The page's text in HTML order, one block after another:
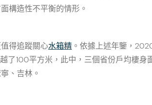
構造性不平衡的情形。
得追蹤關心水箱精 。依據上述年鑒，
了100平方米，此中，三個省份戶均棲
、吉林。